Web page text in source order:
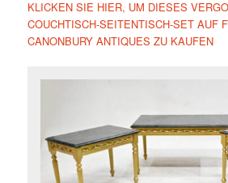
KLICKEN SIE HIER, UM DIESES
COUCHTISCH-SEITENTISCH-SET AUF
CANONBURY ANTIQUES ZU KAUFEN